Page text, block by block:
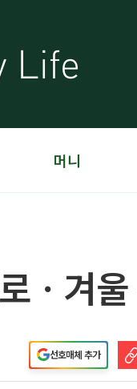
머니
ㆍ겨울
선호매체 추가